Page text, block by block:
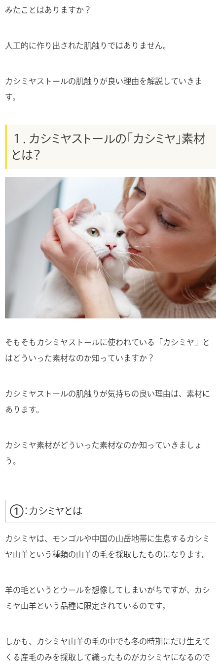
みたことはありますか？
人工的に作り出された肌触りではありません。
カシミヤストールの肌触りが良い理由を解説していきま
す。
１．カシミヤストールの「カシミヤ」素材
とは？
そもそもカシミヤストールに使われている「カシミヤ」と
はどういった素材なのか知っていますか？
カシミヤストールの肌触りが気持ちの良い理由は、素材に
あります。
カシミヤ素材がどういった素材なのか知っていきましょ
う。
①：カシミヤとは
カシミヤは、モンゴルや中国の山岳地帯に生息するカシミ
ヤ山羊という種類の山羊の毛を採取したものになります。
羊の毛というとウールを想像してしまいがちですが、カシ
ミヤ山羊という品種に限定されているのです。
しかも、カシミヤ山羊の毛の中でも冬の時期にだけ生えて
くる産毛のみを採取して織ったものがカシミヤになるので